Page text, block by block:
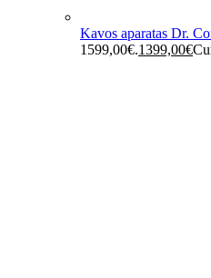
Kavos aparatas Dr.
1599,00€.1399,00€